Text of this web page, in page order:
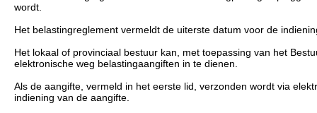
wordt.
Het belastingreglement vermeldt de uiterste datum voor de
Het lokaal of provinciaal bestuur kan, met toepassing van het
elektronische weg belastingaangiften in te dienen.
Als de aangifte, vermeld in het eerste lid, verzonden wordt via
indiening van de aangifte.